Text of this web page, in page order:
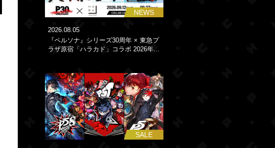
NEWS
2026.08.05
『ペルソナ』シリーズ30周年 × 東急プ
ラザ原宿「ハラカド」コラボ 2026年...
SALE